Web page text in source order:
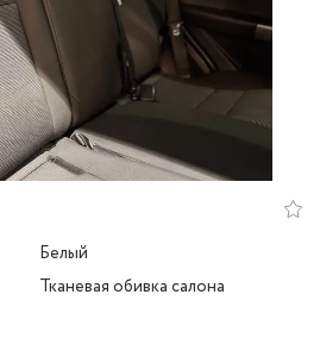
Белый
Тканевая обивка салона